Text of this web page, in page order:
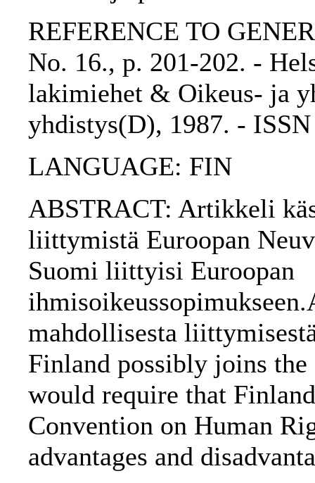
REFERENCE TO
No. 16., p. 201-202. -
lakimiehet & Oikeus- ja
yhdistys(D), 1987. -
LANGUAGE: FIN
ABSTRACT: Artikkeli
liittymistä Euroopan
Suomi liittyisi Euroopan
mahdollisesta
Finland possibly joins
would require that
Convention on Human
advantages and